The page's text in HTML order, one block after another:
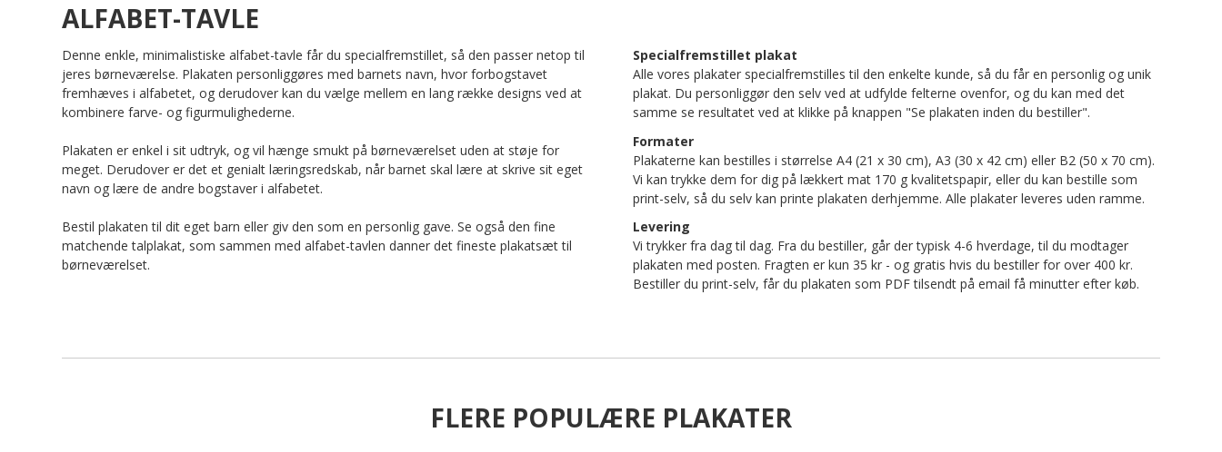
ALFABET-TAVLE
Denne enkle, minimalistiske alfabet-tavle får du specialfremstillet, så den passer netop til
jeres børneværelse. Plakaten personliggøres med barnets navn, hvor forbogstavet
fremhæves i alfabetet, og derudover kan du vælge mellem en lang række designs ved at
kombinere farve- og figurmulighederne.
Plakaten er enkel i sit udtryk, og vil hænge smukt på børneværelset uden at støje for
meget. Derudover er det et genialt læringsredskab, når barnet skal lære at skrive sit eget
navn og lære de andre bogstaver i alfabetet.
Bestil plakaten til dit eget barn eller giv den som en personlig gave. Se også den fine
matchende talplakat, som sammen med alfabet-tavlen danner det fineste plakatsæt til
børneværelset.
Specialfremstillet plakat
Alle vores plakater specialfremstilles til den enkelte kunde, så du får en personlig og unik
plakat. Du personliggør den selv ved at udfylde felterne ovenfor, og du kan med det
samme se resultatet ved at klikke på knappen "Se plakaten inden du bestiller".
Formater
Plakaterne kan bestilles i størrelse A4 (21 x 30 cm), A3 (30 x 42 cm) eller B2 (50 x 70 cm).
Vi kan trykke dem for dig på lækkert mat 170 g kvalitetspapir, eller du kan bestille som
print-selv, så du selv kan printe plakaten derhjemme. Alle plakater leveres uden ramme.
Levering
Vi trykker fra dag til dag. Fra du bestiller, går der typisk 4-6 hverdage, til du modtager
plakaten med posten. Fragten er kun 35 kr - og gratis hvis du bestiller for over 400 kr.
Bestiller du print-selv, får du plakaten som PDF tilsendt på email få minutter efter køb.
FLERE POPULÆRE PLAKATER